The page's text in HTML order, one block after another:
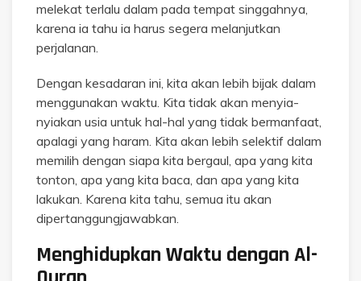
melekat terlalu dalam pada tempat singgahnya,
karena ia tahu ia harus segera melanjutkan
perjalanan.
Dengan kesadaran ini, kita akan lebih bijak dalam
menggunakan waktu. Kita tidak akan menyia-
nyiakan usia untuk hal-hal yang tidak bermanfaat,
apalagi yang haram. Kita akan lebih selektif dalam
memilih dengan siapa kita bergaul, apa yang kita
tonton, apa yang kita baca, dan apa yang kita
lakukan. Karena kita tahu, semua itu akan
dipertanggungjawabkan.
Menghidupkan Waktu dengan Al-